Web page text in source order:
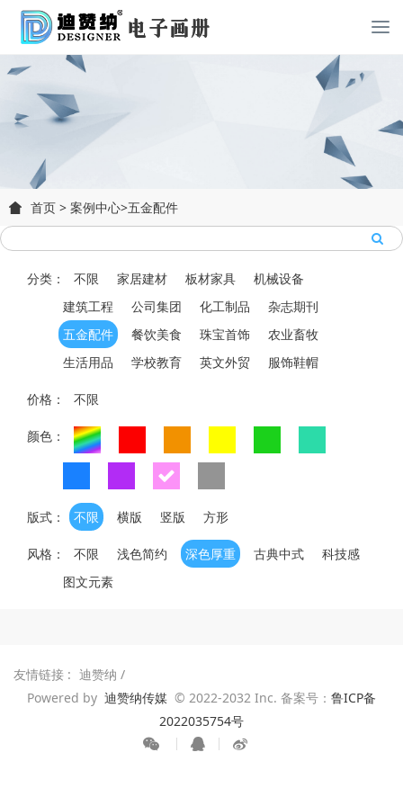
首页 > 案例中心>五金配件
分类： 不限 家居建材 板材家具
机械设备
建筑工程
公司集团 化工制品
杂志期刊
五金配件
餐饮美食 珠宝首饰
农业畜牧
生活用品
学校教育 英文外贸 服饰鞋帽
价格： 不限
颜色：
版式： 不限 横版 竖版 方形
风格： 不限 浅色简约 深色厚重 古典中式
科技感
图文元素
友情链接 : 迪赞纳 /
Powered by 迪赞纳传媒 © 2022-2032 Inc. 备案号： 鲁ICP备
2022035754号